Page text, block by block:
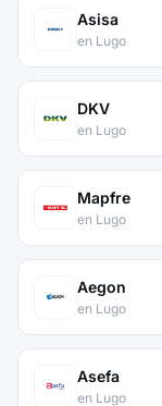
Asisa
en Lugo
DKV
en Lugo
Mapfre
en Lugo
Aegon
en Lugo
Asefa
en Lugo